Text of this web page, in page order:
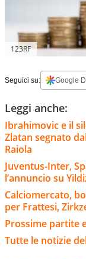
123RF
Seguici su: Google
Leggi anche:
Ibrahimovic e il
Zlatan segnato
Raiola
Juventus-Inter,
l’annuncio su
Calciomercato,
per Frattesi,
Prossime partite
Tutte le notizie